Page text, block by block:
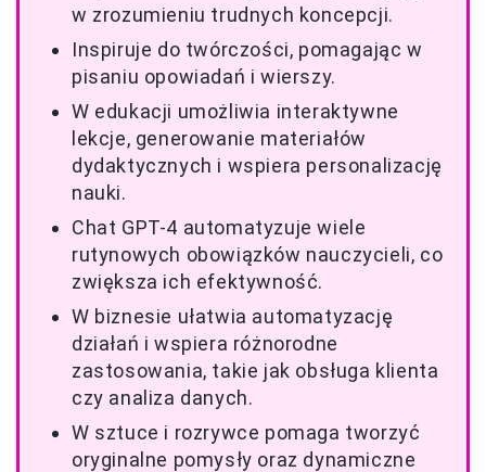
w zrozumieniu trudnych koncepcji.
Inspiruje do twórczości, pomagając w
pisaniu opowiadań i wierszy.
W edukacji umożliwia interaktywne
lekcje, generowanie materiałów
dydaktycznych i wspiera personalizację
nauki.
Chat GPT-4 automatyzuje wiele
rutynowych obowiązków nauczycieli, co
zwiększa ich efektywność.
W biznesie ułatwia automatyzację
działań i wspiera różnorodne
zastosowania, takie jak obsługa klienta
czy analiza danych.
W sztuce i rozrywce pomaga tworzyć
oryginalne pomysły oraz dynamiczne